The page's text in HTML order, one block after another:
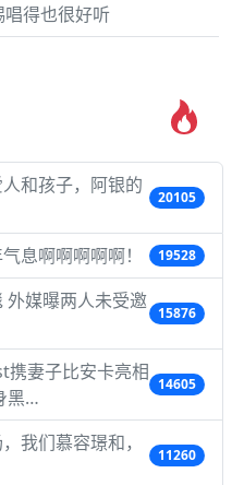
得也很好听
和孩子，阿银的
20105
息啊啊啊啊啊！ 19528
外媒曝两人未受邀
15876
携妻子比安卡亮相
黑…
14605
我们慕容璟和，
11260